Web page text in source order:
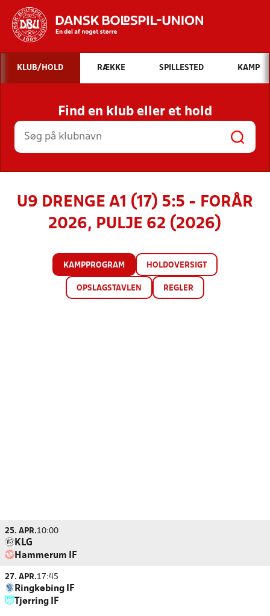
Hvad vil du søge efter?
INDHOLD OG NYHEDER
STILLINGER, RESULTATER, KLUBBER OG
HOLD
KLUB/HOLD RÆKKE SPILLESTED KAMP
Find en klub eller et hold
U9 DRENGE A1 (17) 5:5 - FORÅR
2026, PULJE 62 (2026)
KAMPPROGRAM HOLDOVERSIGT
OPSLAGSTAVLEN REGLER
25. APR.10:00
KLG
Hammerum IF
27. APR.17:45
Ringkøbing IF
Tjørring IF